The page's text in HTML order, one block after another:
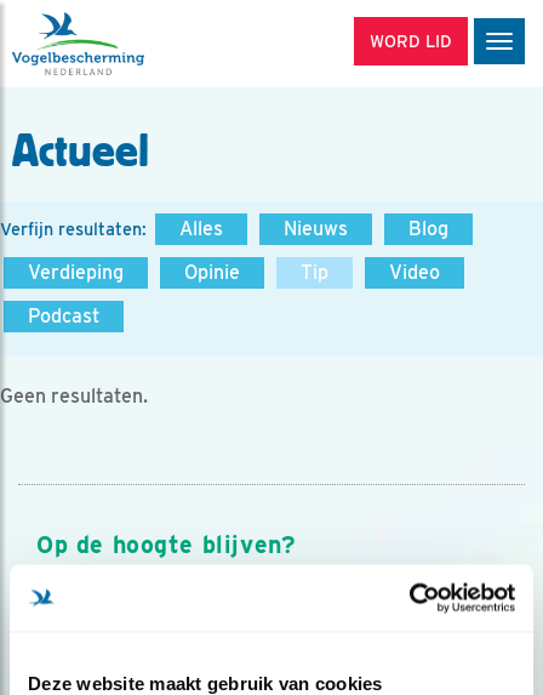
Deze website maakt gebruik van cookies
WORD LID
Actueel
Verfijn resultaten: Alles Nieuws
Blog
Verdieping
Opinie Tip
Video
Podcast
Geen resultaten.
Op de hoogte blijven?
Meld je aan en ontvang nieuws, inspiratie, acties en tips
over vogels en activiteiten van Vogelbescherming.